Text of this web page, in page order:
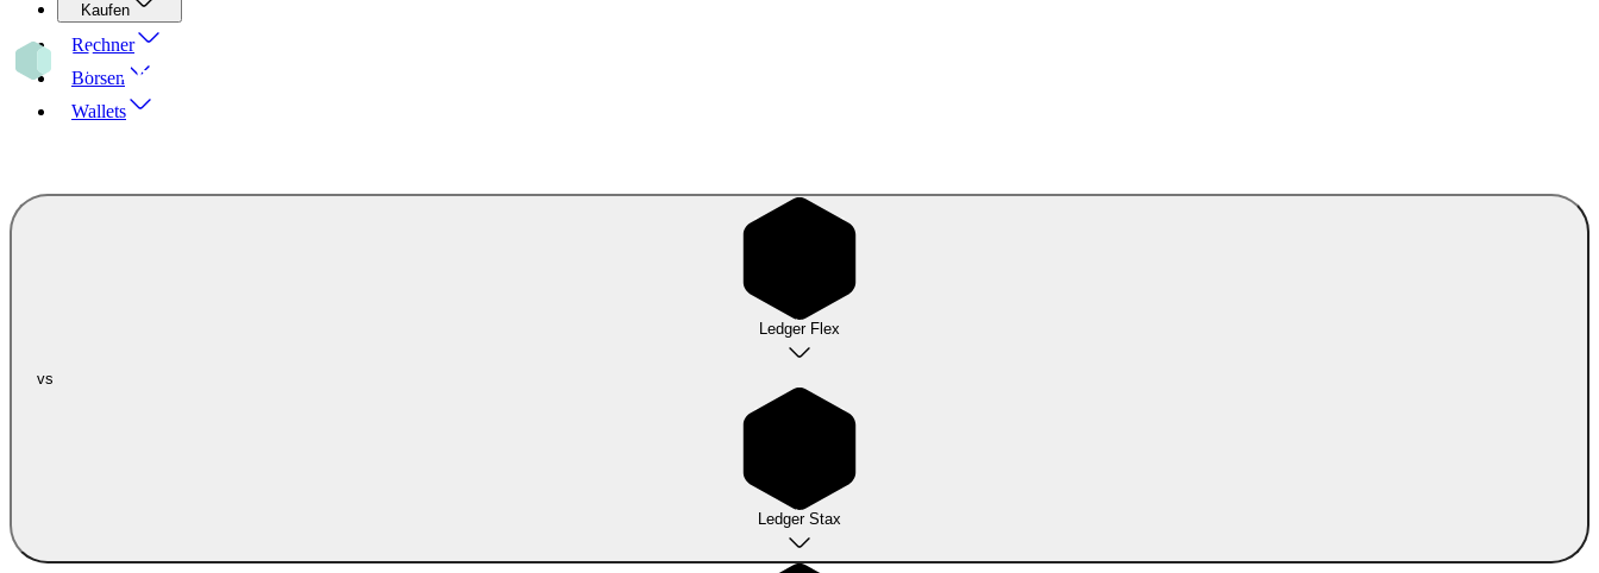
Kaufen
Rechner
Börsen
Wallets
Ledger Flex
vs
Ledger Stax